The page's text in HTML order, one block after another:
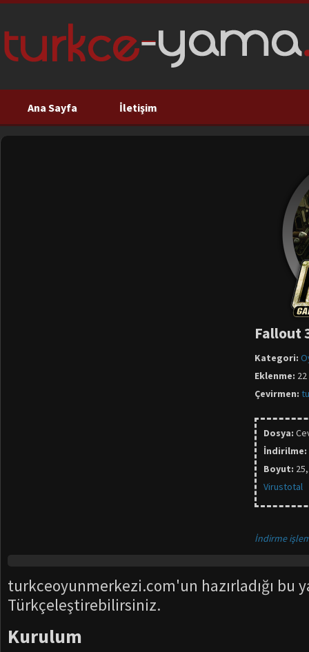
Ana Sayfa İletişim
Fallout
Kategori:
Eklenme:
Çevirmen:
Dosya:
İndirilme:
Boyut:
Virustotal
İndirme
turkceoyunmerkezi.com'un hazırladığı bu
Türkçeleştirebilirsiniz.
Kurulum